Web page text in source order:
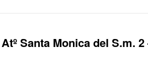
Santa Monica del S.m. 2